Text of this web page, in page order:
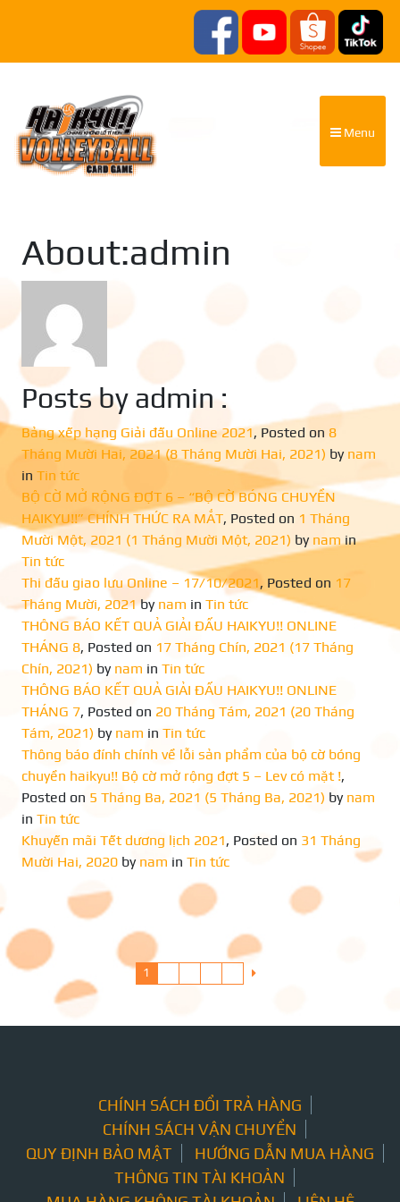
Menu
About:admin
Posts by admin :
Bảng xếp hạng Giải đấu Online 2021, Posted on 8
Tháng Mười Hai, 2021(8 Tháng Mười Hai, 2021) by nam
in Tin tức
BỘ CỜ MỞ RỘNG ĐỢT 6 – “BỘ CỜ BÓNG CHUYỀN
HAIKYU!!” CHÍNH THỨC RA MẮT, Posted on 1 Tháng
Mười Một, 2021 (1 Tháng Mười Một, 2021) by namin
Tin tức
Thi đấu giao lưu Online – 17/10/2021, Posted on 17
Tháng Mười, 2021by nam in Tin tức
THÔNG BÁO KẾT QUẢ GIẢI ĐẤU HAIKYU!! ONLINE
THÁNG 8, Posted on 17 Tháng Chín, 2021 (17 Tháng
Chín, 2021) by nam in Tin tức
THÔNG BÁO KẾT QUẢ GIẢI ĐẤU HAIKYU!! ONLINE
THÁNG 7, Posted on 20 Tháng Tám, 2021 (20 Tháng
Tám, 2021) by nam in Tin tức
Thông báo đính chính về lỗi sản phẩm của bộ cờ bóng
chuyền haikyu!! Bộ cờ mở rộng đợt 5 – Lev có mặt !,
Posted on 5 Tháng Ba, 2021 (5 Tháng Ba, 2021) by nam
in Tin tức
Khuyến mãi Tết dương lịch 2021, Posted on 31 Tháng
Mười Hai, 2020 by nam in Tin tức
1
CHÍNH SÁCH ĐỔI TRẢ HÀNG
CHÍNH SÁCH VẬN CHUYỂN
QUY ĐỊNH BẢO MẬT
HƯỚNG DẪN MUA HÀNG
THÔNG TIN TÀI KHOẢN